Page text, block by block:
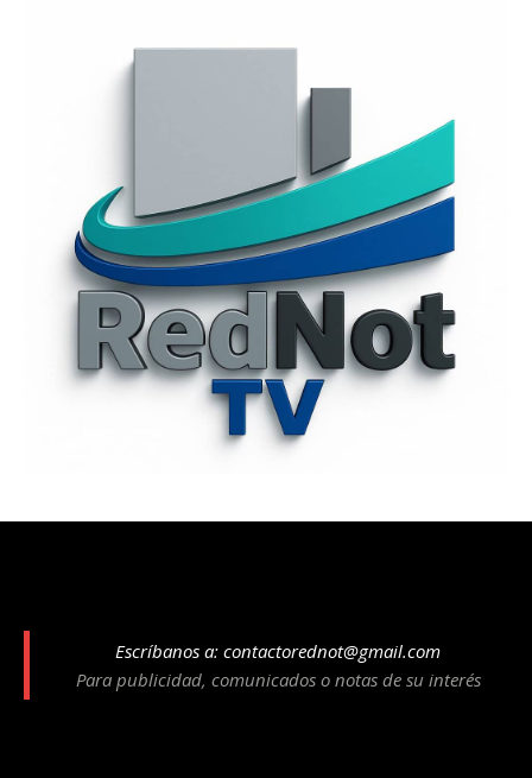
Escríbanos a: contactorednot@gmail.com
Para publicidad, comunicados o notas de su interés